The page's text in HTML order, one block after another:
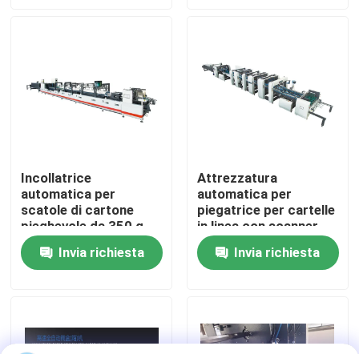
Controllo della qualità
Notizie
Casi
Macchina del laminatore della flauto
Incollatrice
automatica per
scatole di cartone
pieghevole da 350 g-
800 g
Invia richiesta
Attrezzatura
automatica per
piegatrice per cartelle
in linea con scanner
Invia richiesta